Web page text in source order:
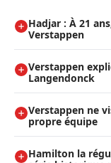
Hadjar : À 21
Verstappen
Verstappen
Langendonck
Verstappen ne
propre équipe
Hamilton la